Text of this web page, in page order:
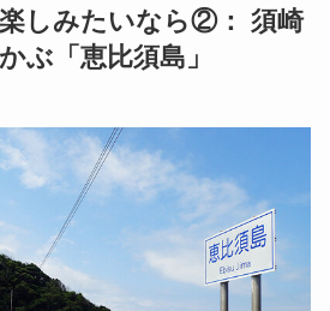
しみたいなら②： 須崎
ぶ「恵比須島」